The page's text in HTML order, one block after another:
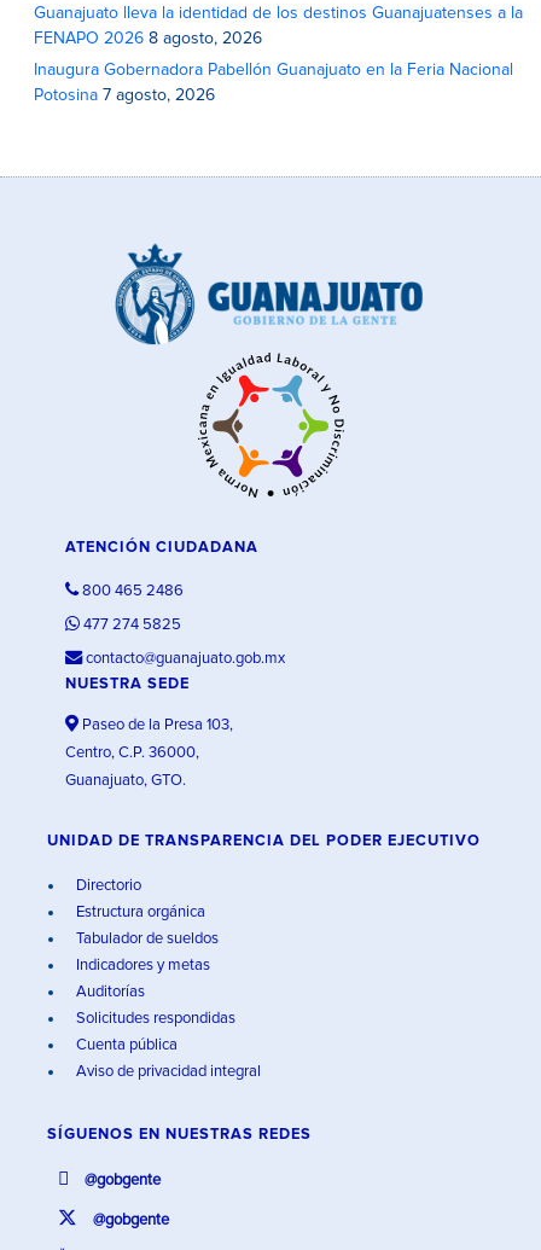
Guanajuato lleva la identidad de los destinos Guanajuatenses a la
FENAPO 2026 8 agosto, 2026
Inaugura Gobernadora Pabellón Guanajuato en la Feria Nacional
Potosina 7 agosto, 2026
ATENCIÓN CIUDADANA
800 465 2486
477 274 5825
contacto@guanajuato.gob.mx
NUESTRA SEDE
Paseo de la Presa 103,
Centro, C.P. 36000,
Guanajuato, GTO.
UNIDAD DE TRANSPARENCIA DEL PODER EJECUTIVO
Directorio
Estructura orgánica
Tabulador de sueldos
Indicadores y metas
Auditorías
Solicitudes respondidas
Cuenta pública
Aviso de privacidad integral
SÍGUENOS EN NUESTRAS REDES
@gobgente
@gobgente